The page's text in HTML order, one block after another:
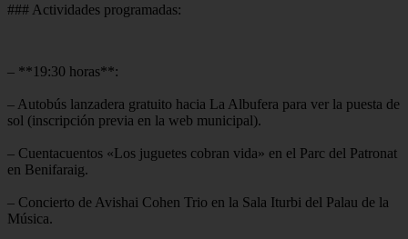
### Actividades programadas:
– **19:30 horas**:
– Autobús lanzadera gratuito hacia La Albufera para ver la puesta de
sol (inscripción previa en la web municipal).
– Cuentacuentos «Los juguetes cobran vida» en el Parc del Patronat
en Benifaraig.
– Concierto de Avishai Cohen Trio en la Sala Iturbi del Palau de la
Música.